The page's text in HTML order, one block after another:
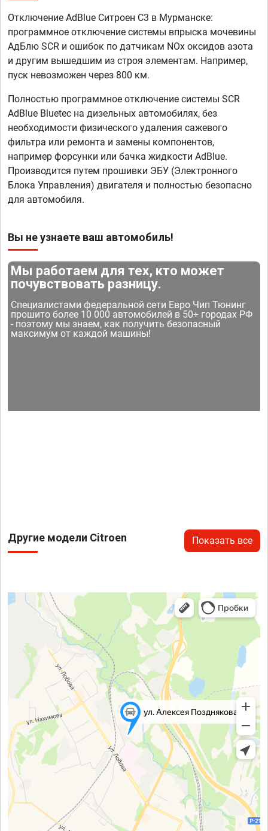
Отключение AdBlue Ситроен C3 в Мурманске:
программное отключение системы впрыска мочевины
АдБлю SCR и ошибок по датчикам NOx оксидов азота
и другим вышедшим из строя элементам. Например,
пуск невозможен через 800 км.
Полностью программное отключение системы SCR
AdBlue Bluetec на дизельных автомобилях, без
необходимости физического удаления сажевого
фильтра или ремонта и замены компонентов,
например форсунки или бачка жидкости AdBlue.
Производится путем прошивки ЭБУ (Электронного
Блока Управления) двигателя и полностью безопасно
для автомобиля.
Вы не узнаете ваш автомобиль!
Мы работаем для тех, кто может
почувствовать разницу.
Специалистами федеральной сети Евро Чип Тюнинг
прошито более 10 000 автомобилей в 50+ городах РФ
- поэтому мы знаем, как получить безопасный
максимум от каждой машины!
Другие модели Citroen Показать все